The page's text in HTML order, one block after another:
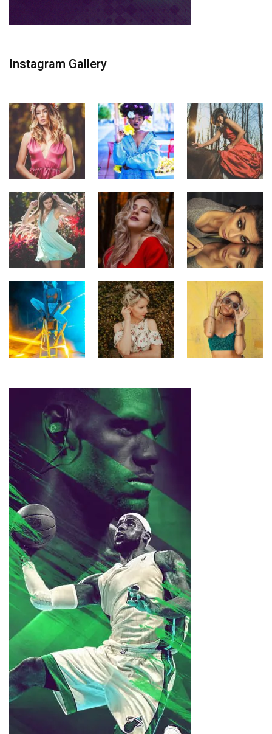
Instagram Gallery